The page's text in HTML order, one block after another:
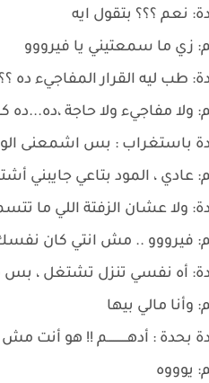
نعم ؟؟؟ بتقول ايه
زي ما سمعتيني يا فيرووو
طب ليه القرار المفاجيء ده
ولا مفاجيء ولا حاجة
باستغراب : بس اشمعنى
عادي ، المود بتاعي جايبني
ولا عشان الزفتة اللي ما
فيرووو .. مش انتي كان نفسك
أه نفسي تنزل تشتغل ،
وأنا مالي بيها
بحدة : أدهـــــــــــم !! هو
يوووه